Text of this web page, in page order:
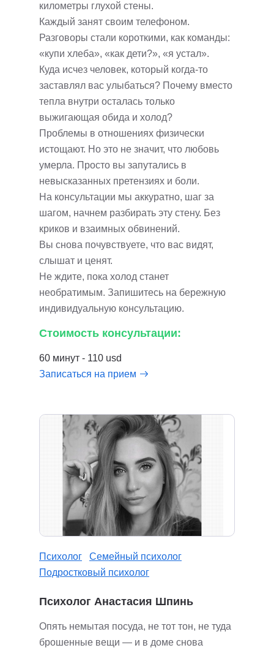
километры глухой стены.
Каждый занят своим телефоном.
Разговоры стали короткими, как команды:
«купи хлеба», «как дети?», «я устал».
Куда исчез человек, который когда-то
заставлял вас улыбаться? Почему вместо
тепла внутри осталась только
выжигающая обида и холод?
Проблемы в отношениях физически
истощают. Но это не значит, что любовь
умерла. Просто вы запутались в
невысказанных претензиях и боли.
На консультации мы аккуратно, шаг за
шагом, начнем разбирать эту стену. Без
криков и взаимных обвинений.
Вы снова почувствуете, что вас видят,
слышат и ценят.
Не ждите, пока холод станет
необратимым. Запишитесь на бережную
индивидуальную консультацию.
Стоимость консультации:
60 минут - 110 usd
Записаться на прием
Психолог
Семейный психолог
Подростковый психолог
Психолог Анастасия Шпинь
Опять немытая посуда, не тот тон, не туда
брошенные вещи — и в доме снова